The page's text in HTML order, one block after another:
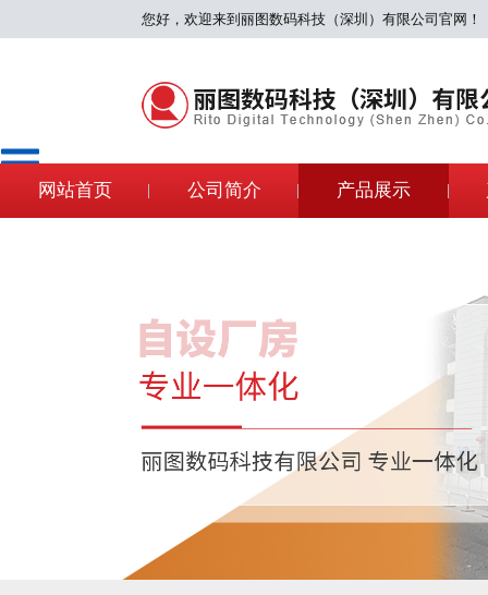
您好，欢迎来到丽图数码科技（深圳）有限公司官网！
专业一体化
公司享有独立的进出口权，外商直
网站首页 公司简介 产品展示